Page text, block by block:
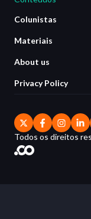
Colunistas
Materiais
About us
Privacy Policy
Todos os direitos